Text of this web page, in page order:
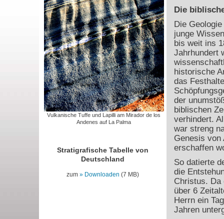
Vulkanische Tuffe und Lapilli am Mirador de los
Andenes auf La Palma
Stratigrafische Tabelle von
Deutschland
zum Downloaden (7 MB)
Die
Die
junge
bis weit ins
Jahrhundert
historische
das
der
biblischen
verhindert.
war streng
Genesis von
erschaffen
So datierte
die
Christus. Da
über 6
Herrn ein
Jahren